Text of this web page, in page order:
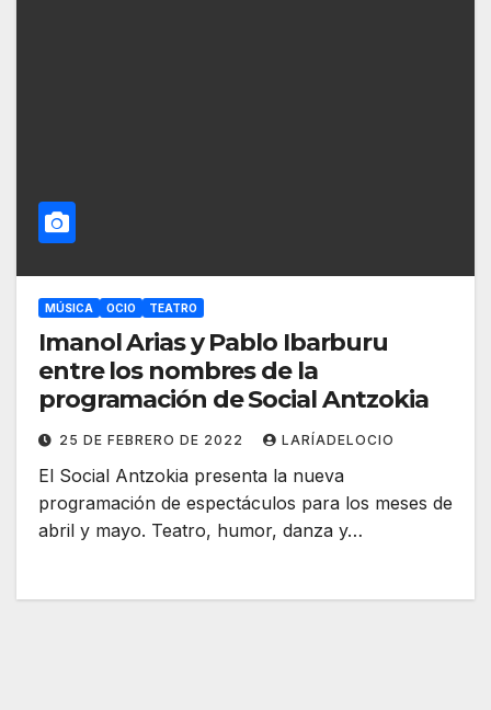
MÚSICA OCIO TEATRO
Imanol Arias y Pablo Ibarburu
entre los nombres de la
programación de Social Antzokia
25 DE FEBRERO DE 2022 LARÍADELOCIO
El Social Antzokia presenta la nueva
programación de espectáculos para los meses de
abril y mayo. Teatro, humor, danza y…